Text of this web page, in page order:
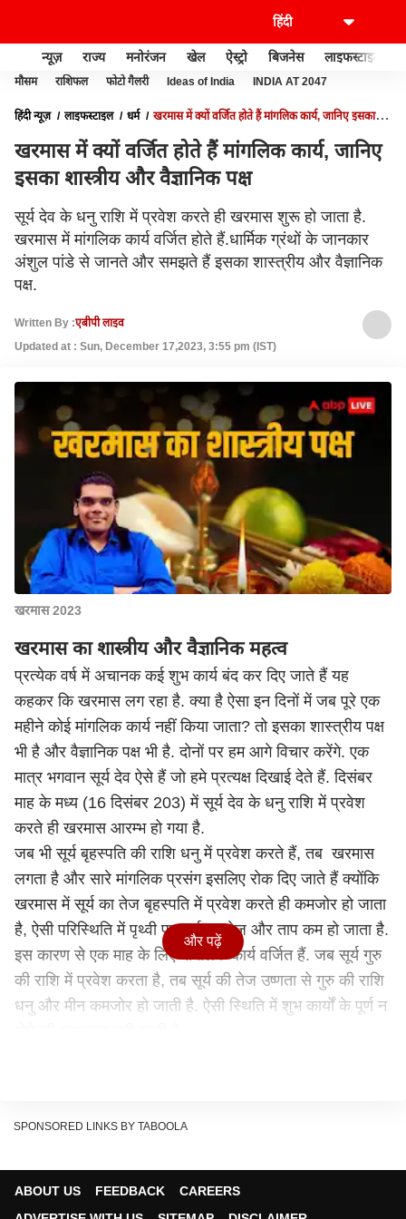
न्यूज़ राज्य मनोरंजन खेल ऐस्ट्रो बिजनेस लाइफस्टाइल
मौसम राशिफल फोटो गैलरी Ideas of India INDIA AT 2047
हिंदी न्यूज़ लाइफस्टाइल धर्म
खरमास में क्यों वर्जित होते हैं मांगलिक कार्य, जानिए इसका
खरमास में क्यों वर्जित होते हैं मांगलिक कार्य, जानिए
इसका शास्त्रीय और वैज्ञानिक पक्ष
सूर्य देव के धनु राशि में प्रवेश करते ही खरमास शुरू हो जाता है.
खरमास में मांगलिक कार्य वर्जित होते हैं.धार्मिक ग्रंथों के जानकार
अंशुल पांडे से जानते और समझते हैं इसका शास्त्रीय और वैज्ञानिक
पक्ष.
Written By :एबीपी लाइव
Updated at : Sun, December 17,2023, 3:55 pm (IST)
खरमास 2023
खरमास का शास्त्रीय और वैज्ञानिक महत्व
प्रत्येक वर्ष में अचानक कई शुभ कार्य बंद कर दिए जाते हैं यह
कहकर कि खरमास लग रहा है. क्या है ऐसा इन दिनों में जब पूरे एक
महीने कोई मांगलिक कार्य नहीं किया जाता? तो इसका शास्त्रीय पक्ष
भी है और वैज्ञानिक पक्ष भी है. दोनों पर हम आगे विचार करेंगे. एक
मात्र भगवान सूर्य देव ऐसे हैं जो हमे प्रत्यक्ष दिखाई देते हैं. दिसंबर
माह के मध्य (16 दिसंबर 203) में सूर्य देव के धनु राशि में प्रवेश
करते ही खरमास आरम्भ हो गया है.
जब भी सूर्य बृहस्पति की राशि धनु में प्रवेश करते हैं, तब खरमास
लगता है और सारे मांगलिक प्रसंग इसलिए रोक दिए जाते हैं क्योंकि
खरमास में सूर्य का तेज बृहस्पति में प्रवेश करते ही कमजोर हो जाता
है, ऐसी परिस्थिति में पृथ्वी पर सूर्य का तेज और ताप कम हो जाता है.
इस कारण से एक माह के लिए मांगलिक कार्य वर्जित हैं. जब सूर्य गुरु
की राशि में प्रवेश करता है, तब सूर्य की तेज उष्णता से गुरु की राशि
धनु और मीन कमजोर हो जाती है. ऐसी स्थिति में शुभ कार्यों के पूर्ण न
मार्गशीर्षे धनुष्यर्के मीनार्क: फाल्गुनेSशुभः।
सौरो व्रतविवाहादौ मास: सर्वत्र शस्यते।।
और पढ़ें
SPONSORED LINKS BY TABOOLA
ABOUT US FEEDBACK
CAREERS